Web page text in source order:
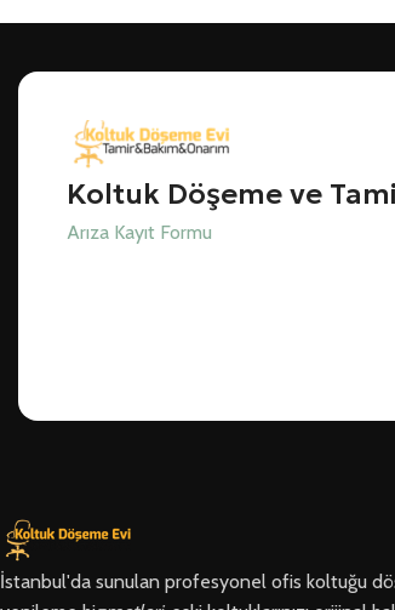
Koltuk Döşeme ve
Arıza Kayıt Formu
İstanbul'da sunulan profesyonel ofis koltuğu